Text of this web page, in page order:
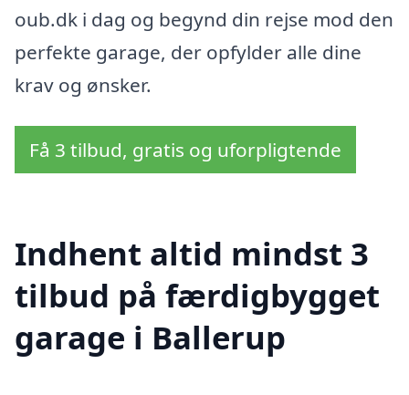
oub.dk i dag og begynd din rejse mod den
perfekte garage, der opfylder alle dine
krav og ønsker.
Få 3 tilbud, gratis og uforpligtende
Indhent altid mindst 3
tilbud på færdigbygget
garage i Ballerup